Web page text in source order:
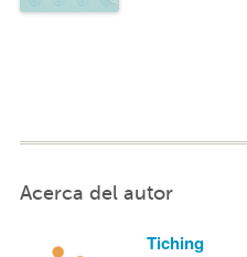
Acerca del autor
Tiching